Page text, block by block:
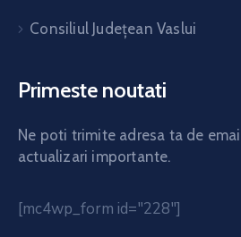
Consiliul Județean Vaslui
Primeste noutati
Ne poti trimite adresa ta de
actualizari importante.
[mc4wp_form id="228"]